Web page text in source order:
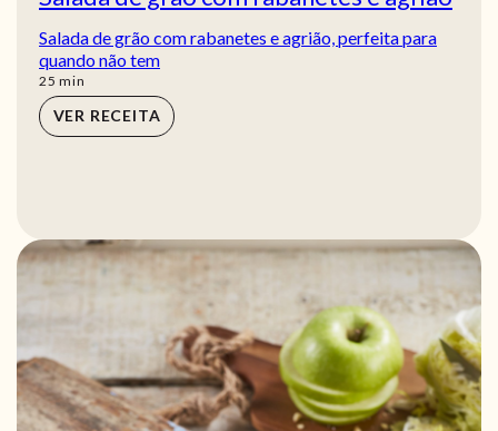
Salada de grão com rabanetes e agrião, perfeita para
quando não tem
25 min
min
VER RECEITA